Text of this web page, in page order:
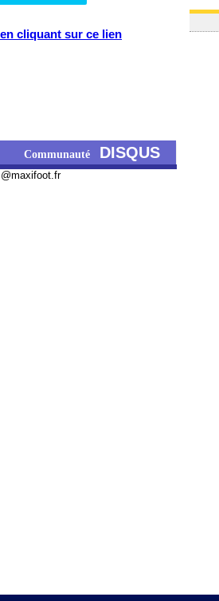
cliquant sur ce lien
Communauté DISQUS
03/08